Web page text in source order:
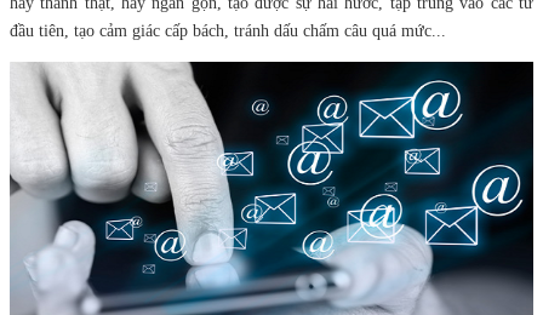
đầu tiên, tạo cảm giác cấp bách, tránh dấu chấm câu quá mức...